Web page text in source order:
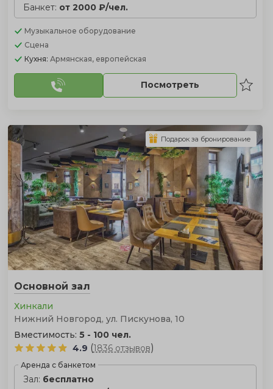
Банкет: от 2000 ₽/чел.
Музыкальное оборудование
Сцена
Кухня: Армянская, европейская
Посмотреть
Основной зал
Хинкали
Нижний Новгород, ул. Пискунова, 10
Вместимость: 5 - 100 чел.
4.9 (1836 отзывов)
Аренда с банкетом
Зал: бесплатно
Подарок за бронирование